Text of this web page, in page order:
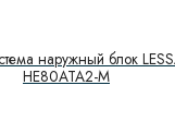
наружный блок
HE80ATA2-M